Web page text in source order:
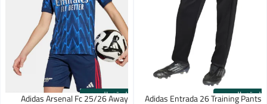
الستور الرسمي
Adidas Entrada 26 Training Pants الستور الرسمي
Adidas Arsenal Fc 25/26 Away